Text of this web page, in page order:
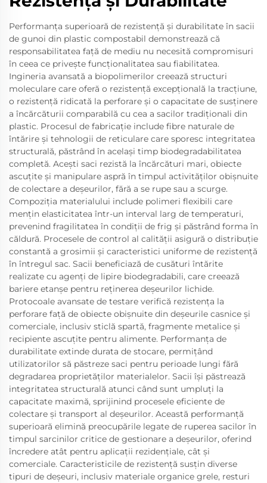
Performanța superioară de rezistență și durabilitate în sacii
de gunoi din plastic compostabil demonstrează că
responsabilitatea față de mediu nu necesită compromisuri
în ceea ce privește funcționalitatea sau fiabilitatea.
Ingineria avansată a biopolimerilor creează structuri
moleculare care oferă o rezistență excepțională la tracțiune,
o rezistență ridicată la perforare și o capacitate de susținere
a încărcăturii comparabilă cu cea a sacilor tradiționali din
plastic. Procesul de fabricație include fibre naturale de
întărire și tehnologii de reticulare care sporesc integritatea
structurală, păstrând în același timp biodegradabilitatea
completă. Acești saci rezistă la încărcături mari, obiecte
ascuțite și manipulare aspră în timpul activităților obișnuite
de colectare a deșeurilor, fără a se rupe sau a scurge.
Compoziția materialului include polimeri flexibili care
mențin elasticitatea într-un interval larg de temperaturi,
prevenind fragilitatea în condiții de frig și păstrând forma în
căldură. Procesele de control al calității asigură o distribuție
constantă a grosimii și caracteristici uniforme de rezistență
în întregul sac. Sacii beneficiază de cusături întărite
realizate cu agenți de lipire biodegradabili, care creează
bariere etanșe pentru reținerea deșeurilor lichide.
Protocoale avansate de testare verifică rezistența la
perforare față de obiecte obișnuite din deșeurile casnice și
comerciale, inclusiv sticlă spartă, fragmente metalice și
recipiente ascuțite pentru alimente. Performanța de
durabilitate extinde durata de stocare, permițând
utilizatorilor să păstreze saci pentru perioade lungi fără
degradarea proprietăților materialelor. Sacii își păstrează
integritatea structurală atunci când sunt umpluți la
capacitate maximă, sprijinind procesele eficiente de
colectare și transport al deșeurilor. Această performanță
superioară elimină preocupările legate de ruperea sacilor în
timpul sarcinilor critice de gestionare a deșeurilor, oferind
încredere atât pentru aplicații rezidențiale, cât și
comerciale. Caracteristicile de rezistență susțin diverse
tipuri de deșeuri, inclusiv materiale organice grele, resturi